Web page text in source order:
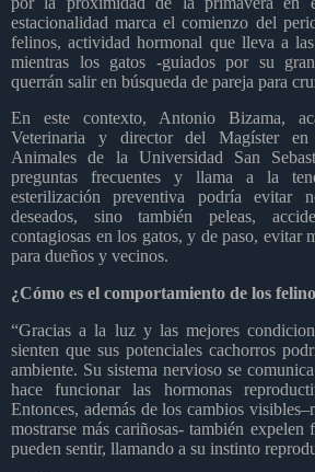
estacionalidad marca el comienzo del
felinos, actividad hormonal que lleva a
mientras los gatos -guiados por su
querrán salir en búsqueda de pareja para
En este contexto, Antonio Bizama,
Veterinaria y director del Magíster en
Animales de la Universidad San
preguntas frecuentes y llama a la
esterilización preventiva podría evitar
deseados, sino también peleas,
contagiosas en los gatos, y de paso, evitar
para dueños y vecinos.
¿Cómo es el comportamiento de los
“Gracias a la luz y las mejores
sienten que sus potenciales cachorros
ambiente. Su sistema nervioso se
hace funcionar las hormonas
Entonces, además de los cambios
mostrarse más cariñosas- también expelen
pueden sentir, llamando a su instinto